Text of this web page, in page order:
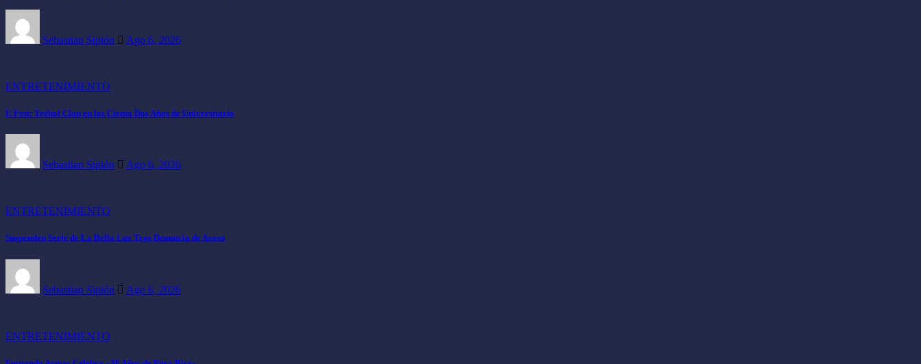
Sebastian Sipión Ago 6, 2026
ENTRETENIMIENTO
U Fest: Trébol Clan en los Ciento Dos Años de Universitario
Sebastian Sipión Ago 6, 2026
ENTRETENIMIENTO
Suspenden Serie de La Bella Luz Tras Denuncia de Acoso
Sebastian Sipión Ago 6, 2026
ENTRETENIMIENTO